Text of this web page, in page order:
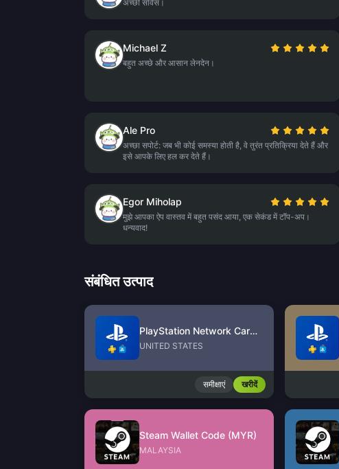
अच्छी सर्विस।
Michael Z
बहुत अच्छे और आसान लेनदेन।
Ale Pro
अच्छा सपोर्ट: जब भी कोई समस्या होती है, वे तुरंत प्रतिक्रिया देते हैं और
इसे आपके लिए हल कर देते हैं।
Egor Miholap
मुझे आपका ऐप वास्तव में बहुत पसंद आया, एक सेकंड में टॉप-अप।
धन्यवाद!
संबंधित उत्पाद
PlayStation Network Card (US)
UNITED STATES
समीक्षाएं खरीदें
Steam Wallet Code (MYR)
MALAYSIA